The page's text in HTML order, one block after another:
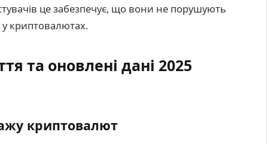
це забезпечує, що вони не порушують
у криптовалютах.
та оновлені дані 2025
криптовалют